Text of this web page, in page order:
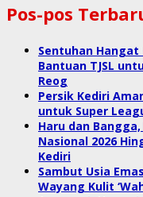
Pos-pos
Sentuhan Hangat
Bantuan TJSL
Reog
Persik Kediri
untuk Super
Haru dan Bangga,
Nasional 2026
Kediri
Sambut Usia
Wayang Kulit